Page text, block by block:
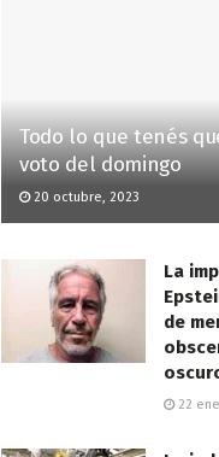
Todo lo que tenés
voto del domingo
20 octubre, 2023
La
de
22